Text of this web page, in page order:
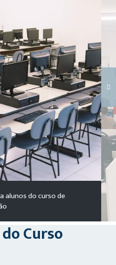
galeria...
alunos do curso de
Curso